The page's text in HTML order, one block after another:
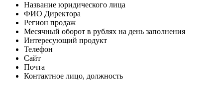
Название юридического лица
ФИО Директора
Регион продаж
Месячный оборот в рублях на день заполнения
Интересующий продукт
Телефон
Сайт
Почта
Контактное лицо, должность